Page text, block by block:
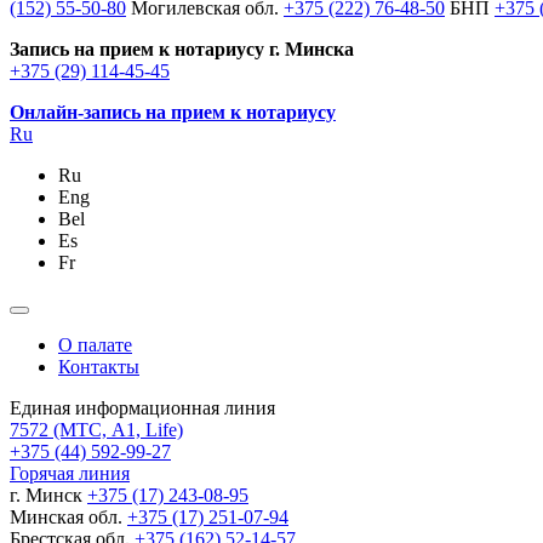
(152) 55-50-80 Могилевская обл. +375 (222) 76-48-50 БНП +375
Запись на прием к нотариусу г. Минска
+375 (29) 114-45-45
Онлайн-запись на прием к нотариусу
Ru
Ru
Eng
Bel
Es
Fr
О палате
Контакты
Единая информационная линия
7572 (МТС, A1, Life)
+375 (44) 592-99-27
Горячая линия
г. Минск +375 (17) 243-08-95
Минская обл. +375 (17) 251-07-94
Брестская обл. +375 (162) 52-14-57